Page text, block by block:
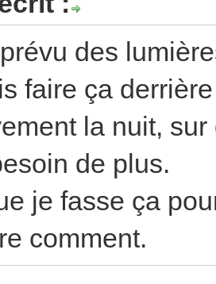
des
faire ça
la nuit,
de plus.
je fasse ça
comment.